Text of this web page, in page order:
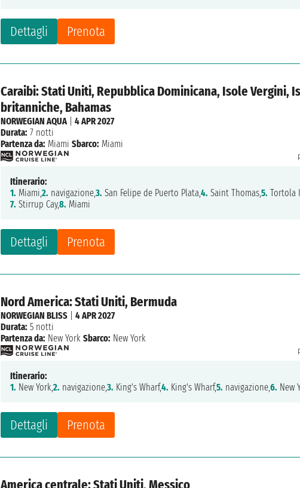
Dettagli Prenota
Caraibi: Stati Uniti, Repubblica Dominicana, Isole Vergini,
britanniche, Bahamas
Dettagli Prenota
NORWEGIAN AQUA|4 APR 2027
Durata: 7 notti
Partenza da: Miami Sbarco: Miami
Itinerario:
1. Miami,2. navigazione,3. San Felipe de Puerto Plata,4. Saint Thomas,5. Tortola
7. Stirrup Cay,8. Miami
Nord America: Stati Uniti, Bermuda
Dettagli Prenota
NORWEGIAN BLISS |4 APR 2027
Durata: 5 notti
Partenza da: New York Sbarco: New York
Itinerario:
1. New York,2. navigazione,3. King's Wharf,4. King's Wharf,5. navigazione,6. New
America centrale: Stati Uniti, Messico